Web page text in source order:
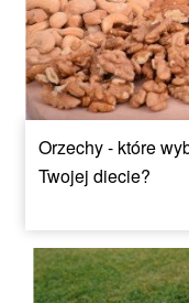
Orzechy - które
Twojej diecie?